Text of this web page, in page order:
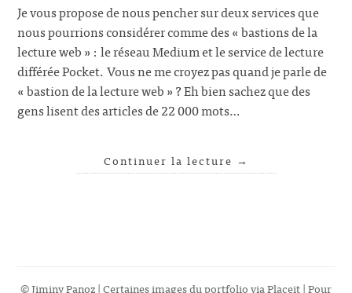
Je vous propose de nous pencher sur deux services que
nous pourrions considérer comme des « bastions de la
lecture web » : le réseau Medium et le service de lecture
différée Pocket. Vous ne me croyez pas quand je parle de
« bastion de la lecture web » ? Eh bien sachez que des
gens lisent des articles de 22 000 mots…
Continuer la lecture →
© Jiminy Panoz | Certaines images du portfolio viaPlaceit| Pour